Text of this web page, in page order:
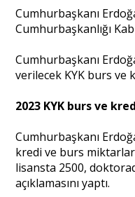
Cumhurbaşkanı
Cumhurbaşkanlığı
Cumhurbaşkanı
verilecek KYK burs ve
2023 KYK burs ve
Cumhurbaşkanı
kredi ve burs
lisansta 2500,
açıklamasını yaptı.